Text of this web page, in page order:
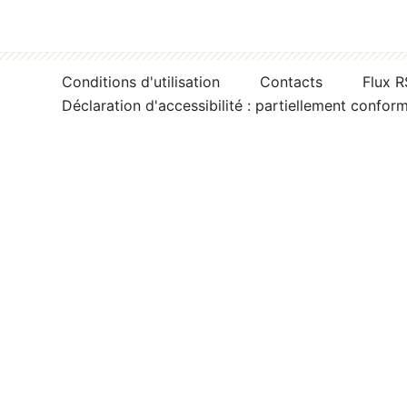
Conditions d'utilisation Contacts
Flux
Déclaration d'accessibilité : partiellement